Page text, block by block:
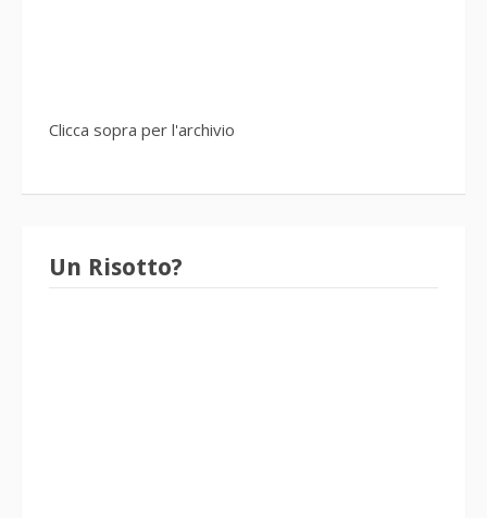
Clicca sopra per l'archivio
Un Risotto?